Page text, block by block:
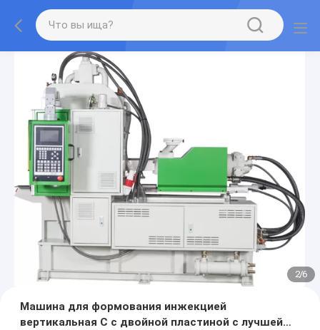
2/6
Машина для формования инжекцией
вертикальная С с двойной пластиной с лучшей